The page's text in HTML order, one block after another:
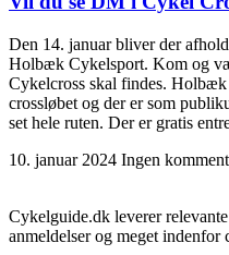
Den 14. januar bliver der
Holbæk Cykelsport. Kom og
Cykelcross skal findes.
crossløbet og der er som
set hele ruten. Der er gratis
10. januar 2024 Ingen
Cykelguide.dk leverer
anmeldelser og meget indenfor